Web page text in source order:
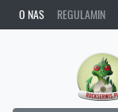
O NAS REGULAMIN